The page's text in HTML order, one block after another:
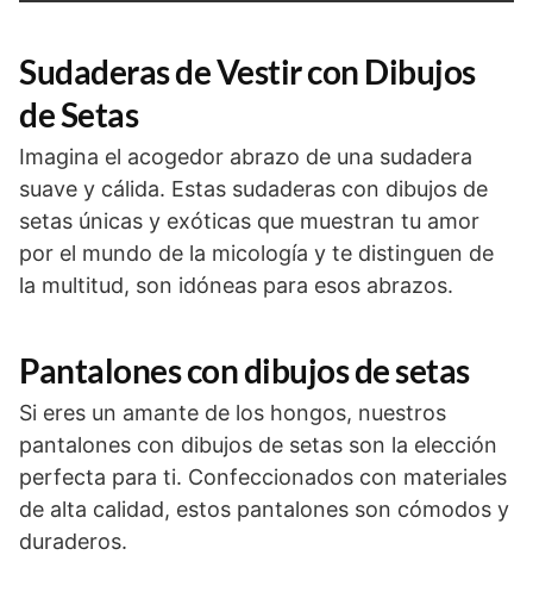
Sudaderas de Vestir con Dibujos
de Setas
Imagina el acogedor abrazo de una sudadera
suave y cálida. Estas sudaderas con dibujos de
setas únicas y exóticas que muestran tu amor
por el mundo de la micología y te distinguen de
la multitud, son idóneas para esos abrazos.
Pantalones con dibujos de setas
Si eres un amante de los hongos, nuestros
pantalones con dibujos de setas son la elección
perfecta para ti. Confeccionados con materiales
de alta calidad, estos pantalones son cómodos y
duraderos.